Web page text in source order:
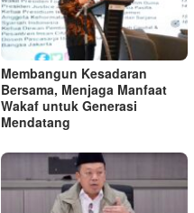
Membangun Kesadaran
Bersama, Menjaga Manfaat
Wakaf untuk Generasi
Mendatang